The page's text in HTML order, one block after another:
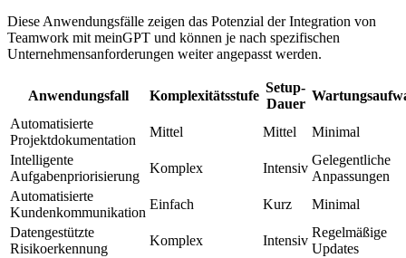
Diese Anwendungsfälle zeigen das Potenzial der Integration von
Teamwork mit meinGPT und können je nach spezifischen
Unternehmensanforderungen weiter angepasst werden.
Anwendungsfall Komplexitätsstufe
Setup-
Dauer
Automatisierte
Projektdokumentation
Mittel Mittel
Minimal
Intelligente
Aufgabenpriorisierung
Komplex Intensiv
Gelegentliche
Anpassungen
Automatisierte
Kundenkommunikation
Einfach Kurz
Minimal
Datengestützte
Risikoerkennung
Komplex Intensiv
Regelmäßige
Updates